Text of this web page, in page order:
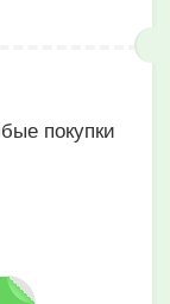
покупки